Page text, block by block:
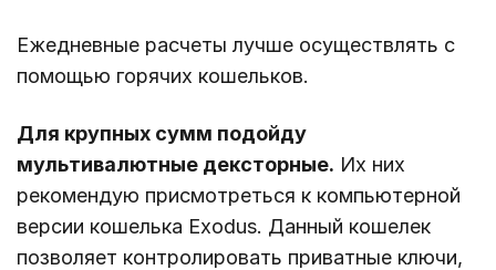
Ежедневные расчеты лучше осуществлять с
помощью горячих кошельков.
Для крупных сумм подойду
мультивалютные дексторные. Их них
рекомендую присмотреться к компьютерной
версии кошелька Exodus. Данный кошелек
позволяет контролировать приватные ключи,